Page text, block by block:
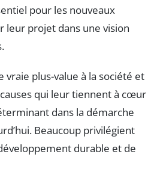
pour les nouveaux
leur projet dans une vision
vraie plus-value à la société et
qui leur tiennent à cœur
dans la démarche
Beaucoup privilégient
durable et de